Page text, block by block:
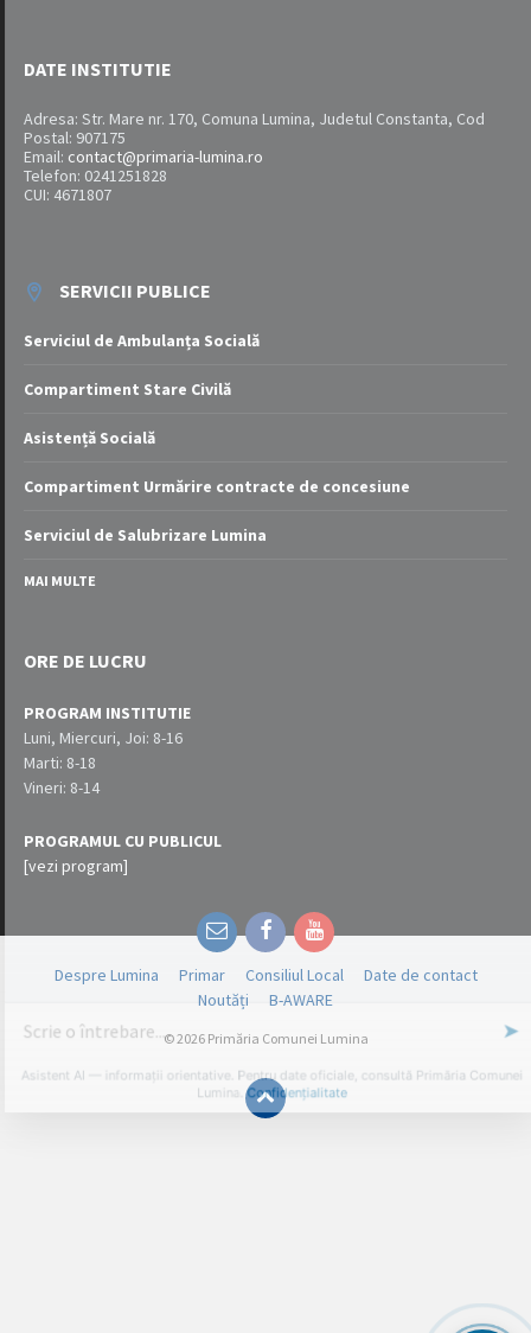
DATE INSTITUTIE
Adresa: Str. Mare nr. 170, Comuna Lumina, Judetul Constanta, Cod
Postal: 907175
Email: contact@primaria-lumina.ro
Telefon: 0241251828
CUI: 4671807
SERVICII PUBLICE
Serviciul de Ambulanța Socială
Compartiment Stare Civilă
Asistență Socială
Compartiment Urmărire contracte de concesiune
Serviciul de Salubrizare Lumina
MAI MULTE
ORE DE LUCRU
PROGRAM INSTITUTIE
Luni, Miercuri, Joi: 8-16
Marti: 8-18
Vineri: 8-14
PROGRAMUL CU PUBLICUL
[vezi program]
EmailFacebookYouTube
Despre Lumina Primar Consiliul Local
Date de contact
Noutăți
B-AWARE
© 2026 Primăria Comunei Lumina